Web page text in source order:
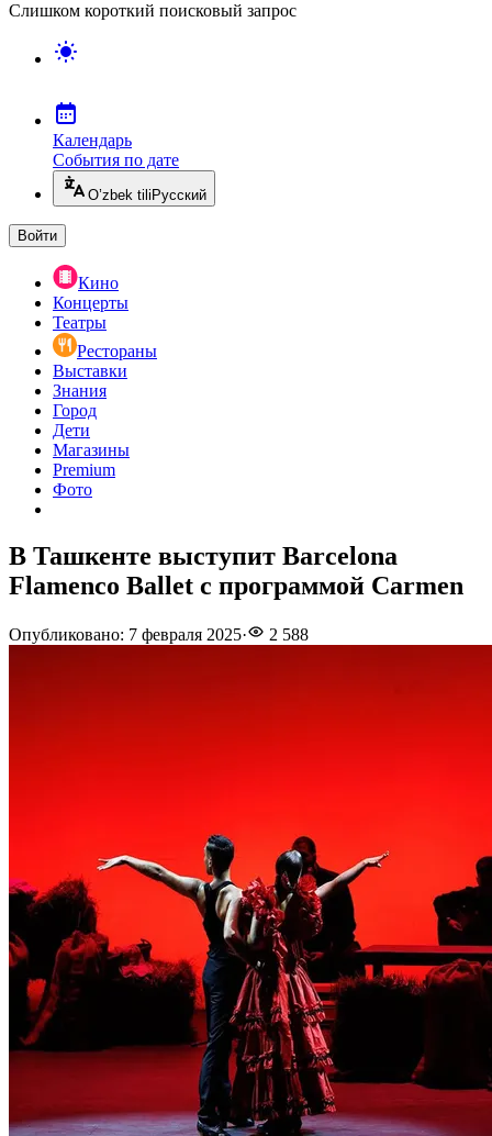
Слишком короткий поисковый запрос
Календарь
События по дате
O’zbek tili Русский
Войти
Кино
Концерты
Театры
Рестораны
Выставки
Знания
Город
Дети
Магазины
Premium
Фото
В Ташкенте выступит Barcelona
Flamenco Ballet с программой Carmen
Опубликовано: 7 февраля 2025· 2 588